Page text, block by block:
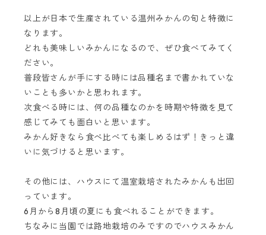
以上が日本で生産されている温州みかんの旬と特徴に
なります。
どれも美味しいみかんになるので、ぜひ食べてみてく
ださい。
普段皆さんが手にする時には品種名まで書かれていな
いことも多いかと思われます。
次食べる時には、何の品種なのかを時期や特徴を見て
感じてみても面白いと思います。
みかん好きなら食べ比べても楽しめるはず！きっと違
いに気づけると思います。
その他には、ハウスにて温室栽培されたみかんも出回
っています。
6月から8月頃の夏にも食べれることができます。
ちなみに当園では路地栽培のみですのでハウスみかん